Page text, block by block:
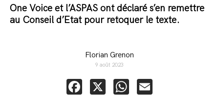
One Voice et l’ASPAS ont déclaré s’en remettre
au Conseil d’Etat pour retoquer le texte.
Florian Grenon
9 août 2023
Facebook
X WhatsApp